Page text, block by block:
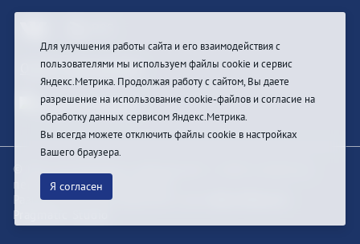
Ouvrir une session
© При цитировании информации с сайта ссылка на
первоисточник обязательна
Разработка и техподдержка сайта
Pragmatic Studio
Для улучшения работы сайта и его взаимодействия с
пользователями мы используем файлы cookie и сервис
Яндекс.Метрика. Продолжая работу с сайтом, Вы даете
разрешение на использование cookie-файлов и согласие на
обработку данных сервисом Яндекс.Метрика.
Вы всегда можете отключить файлы cookie в настройках
Вашего браузера.
Я согласен